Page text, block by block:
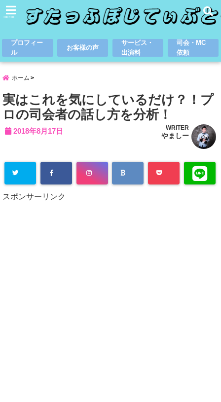
menu
プロフィー
ル
お客様の声
サービス・
出演料
司会・MC
依頼
ホーム
実はこれを気にしているだけ？！プ
ロの司会者の話し方を分析！
2018年8月17日 WRITER
やましー
スポンサーリンク